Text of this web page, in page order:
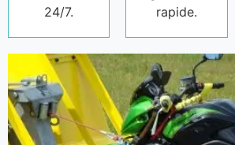
24/7.
rapide.